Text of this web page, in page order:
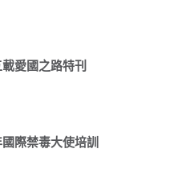
愛國之路特刊
際禁毒大使培訓